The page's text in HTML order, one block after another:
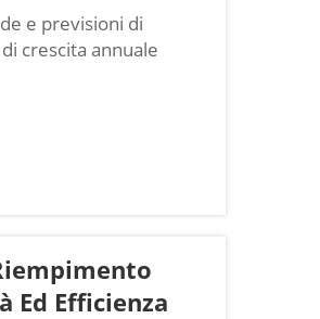
e previsioni di
crescita annuale
riempimento di
settore. ...
Ed Efficienza